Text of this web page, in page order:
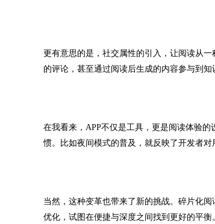
更有意思的是，社交属性的引入，让阅读从
的评论，甚至通过阅读后生成的内容参与到
在我看来，APP不仅是工具，更是阅读体验
惯。比如夜间模式的普及，就反映了开发者对
当然，这种变革也带来了新的挑战。碎片化
优化，试图在便捷与深度之间找到更好的平衡